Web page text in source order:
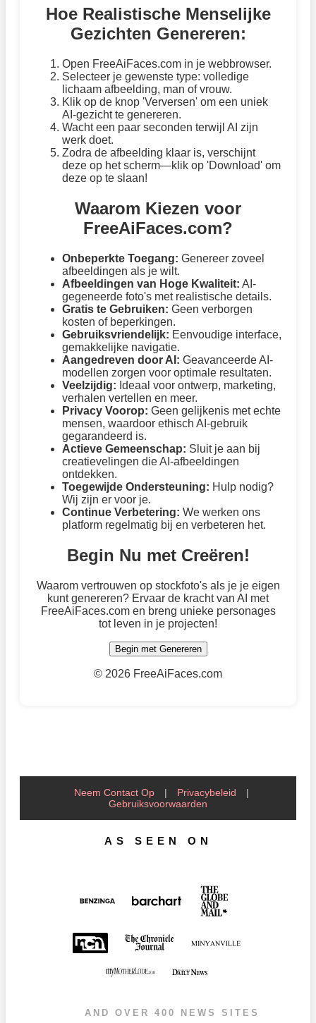
Hoe Realistische Menselijke
Gezichten Genereren:
Open FreeAiFaces.com in je webbrowser.
Selecteer je gewenste type: volledige
lichaam afbeelding, man of vrouw.
Klik op de knop 'Verversen' om een uniek
AI-gezicht te genereren.
Wacht een paar seconden terwijl AI zijn
werk doet.
Zodra de afbeelding klaar is, verschijnt
deze op het scherm—klik op 'Download' om
deze op te slaan!
Waarom Kiezen voor
FreeAiFaces.com?
Onbeperkte Toegang: Genereer zoveel
afbeeldingen als je wilt.
Afbeeldingen van Hoge Kwaliteit: AI-
gegeneerde foto's met realistische details.
Gratis te Gebruiken: Geen verborgen
kosten of beperkingen.
Gebruiksvriendelijk: Eenvoudige interface,
gemakkelijke navigatie.
Aangedreven door AI: Geavanceerde AI-
modellen zorgen voor optimale resultaten.
Veelzijdig: Ideaal voor ontwerp, marketing,
verhalen vertellen en meer.
Privacy Voorop: Geen gelijkenis met echte
mensen, waardoor ethisch AI-gebruik
gegarandeerd is.
Actieve Gemeenschap: Sluit je aan bij
creatievelingen die AI-afbeeldingen
ontdekken.
Toegewijde Ondersteuning: Hulp nodig?
Wij zijn er voor je.
Continue Verbetering: We werken ons
platform regelmatig bij en verbeteren het.
Begin Nu met Creëren!
Waarom vertrouwen op stockfoto's als je je eigen
kunt genereren? Ervaar de kracht van AI met
FreeAiFaces.com en breng unieke personages
tot leven in je projecten!
Begin met Genereren
© 2026 FreeAiFaces.com
Neem Contact Op | Privacybeleid
|
Gebruiksvoorwaarden
AS SEEN ON
AND OVER 400 NEWS SITES